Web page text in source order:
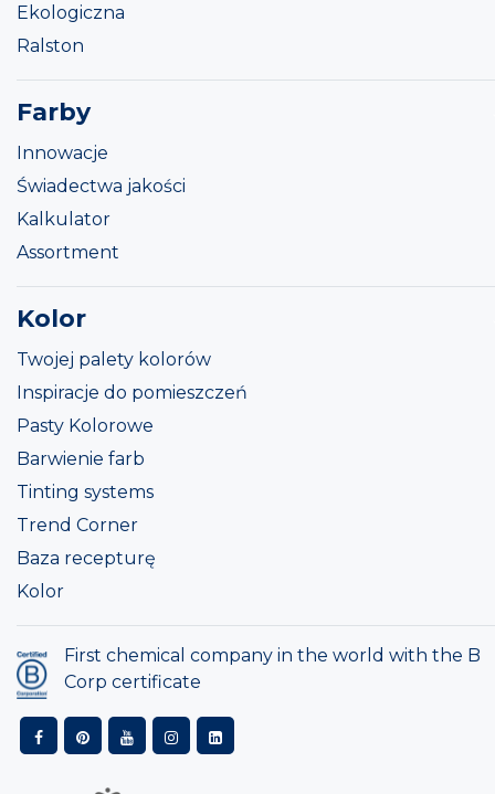
Ekologiczna
Ralston
Farby
Innowacje
Świadectwa jakości
Kalkulator
Assortment
Kolor
Twojej palety kolorów
Inspiracje do pomieszczeń
Pasty Kolorowe
Barwienie farb
Tinting systems
Trend Corner
Baza recepturę
Kolor
First chemical company in the world with the B
Corp certificate